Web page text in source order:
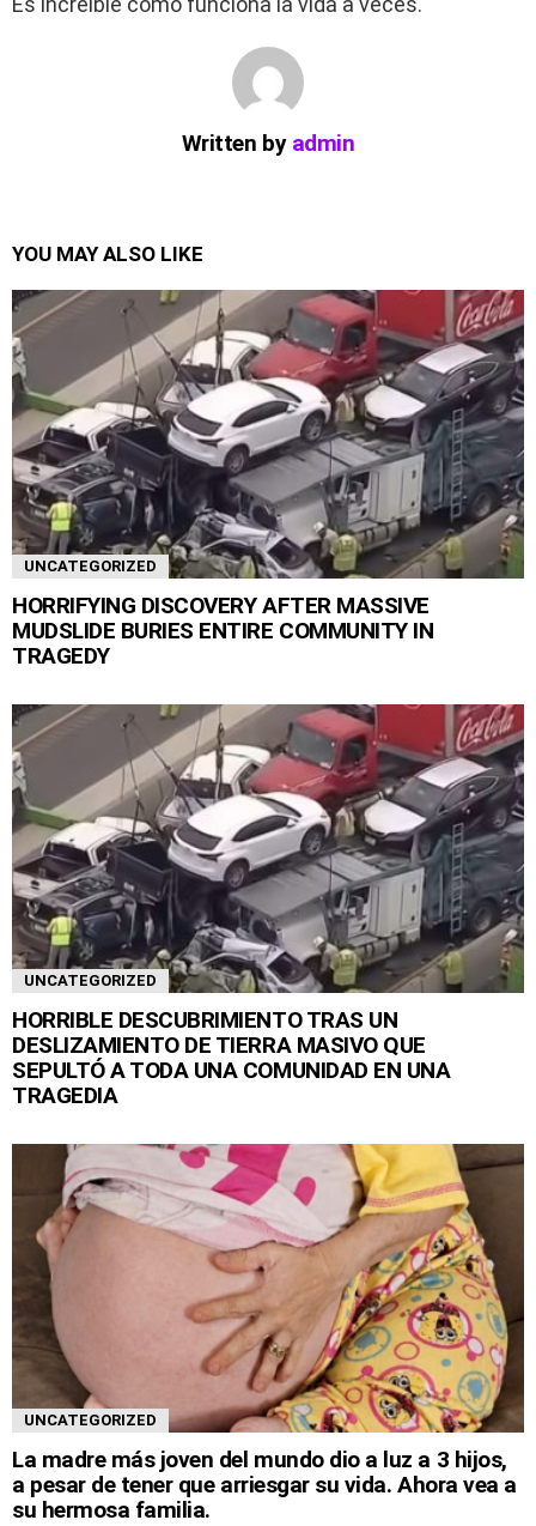
Written by admin
YOU MAY ALSO LIKE
UNCATEGORIZED
HORRIFYING DISCOVERY AFTER MASSIVE
MUDSLIDE BURIES ENTIRE COMMUNITY IN
TRAGEDY
UNCATEGORIZED
HORRIBLE DESCUBRIMIENTO TRAS UN
DESLIZAMIENTO DE TIERRA MASIVO QUE
SEPULTÓ A TODA UNA COMUNIDAD EN UNA
TRAGEDIA
UNCATEGORIZED
La madre más joven del mundo dio a luz a 3 hijos,
a pesar de tener que arriesgar su vida. Ahora vea a
su hermosa familia.